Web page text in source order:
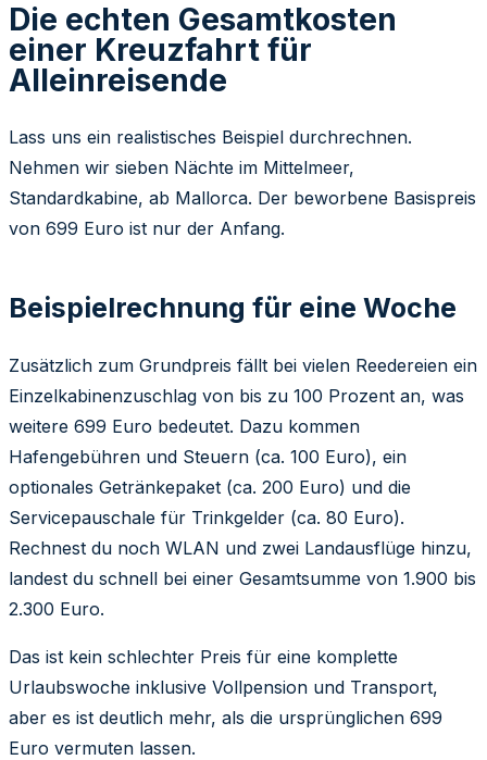
Die echten Gesamtkosten
einer Kreuzfahrt für
Alleinreisende
Lass uns ein realistisches Beispiel durchrechnen.
Nehmen wir sieben Nächte im Mittelmeer,
Standardkabine, ab Mallorca. Der beworbene Basispreis
von 699 Euro ist nur der Anfang.
Beispielrechnung für eine Woche
Zusätzlich zum Grundpreis fällt bei vielen Reedereien ein
Einzelkabinenzuschlag von bis zu 100 Prozent an, was
weitere 699 Euro bedeutet. Dazu kommen
Hafengebühren und Steuern (ca. 100 Euro), ein
optionales Getränkepaket (ca. 200 Euro) und die
Servicepauschale für Trinkgelder (ca. 80 Euro).
Rechnest du noch WLAN und zwei Landausflüge hinzu,
landest du schnell bei einer Gesamtsumme von 1.900 bis
2.300 Euro.
Das ist kein schlechter Preis für eine komplette
Urlaubswoche inklusive Vollpension und Transport,
aber es ist deutlich mehr, als die ursprünglichen 699
Euro vermuten lassen.